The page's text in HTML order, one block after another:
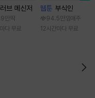
러브 메신저
만 딱
다 무료
웹툰 부식인
94.5만 임애주
12시간마다 무료